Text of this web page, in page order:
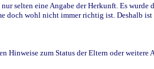
selten eine Angabe der Herkunft. Es
doch wohl nicht immer richtig ist. Deshalb
Hinweise zum Status der Eltern oder weitere